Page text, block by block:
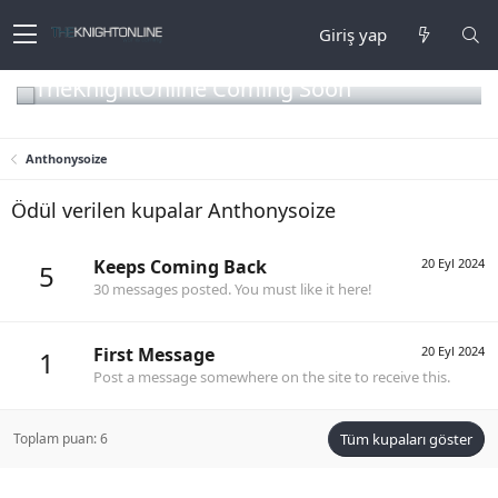
Giriş yap
TheKnightOnline Coming Soon
Anthonysoize
Ödül verilen kupalar Anthonysoize
5 20 Eyl 2024
Keeps Coming Back
30 messages posted. You must like it here!
1 20 Eyl 2024
First Message
Post a message somewhere on the site to receive this.
Toplam puan: 6 Tüm kupaları göster